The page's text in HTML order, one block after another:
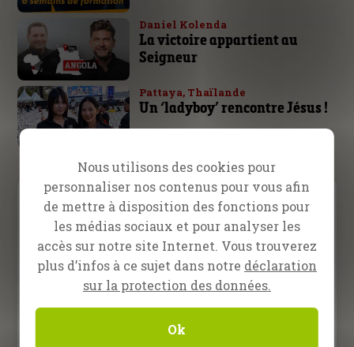
Daniel Kolenda
La victoire appartient au
Seigneur
Pattaya, Thaïlande
Un ‘ladyboy’ rencontre Jésus !
Video Menu
Inspiration Prédication Témoignage
13 février 2026
Nous utilisons des cookies pour
personnaliser nos contenus pour vous afin
de mettre à disposition des fonctions pour
les médias sociaux et pour analyser les
accès sur notre site Internet. Vous trouverez
plus d’infos à ce sujet dans notre déclaration
sur la protection des données.
Ok